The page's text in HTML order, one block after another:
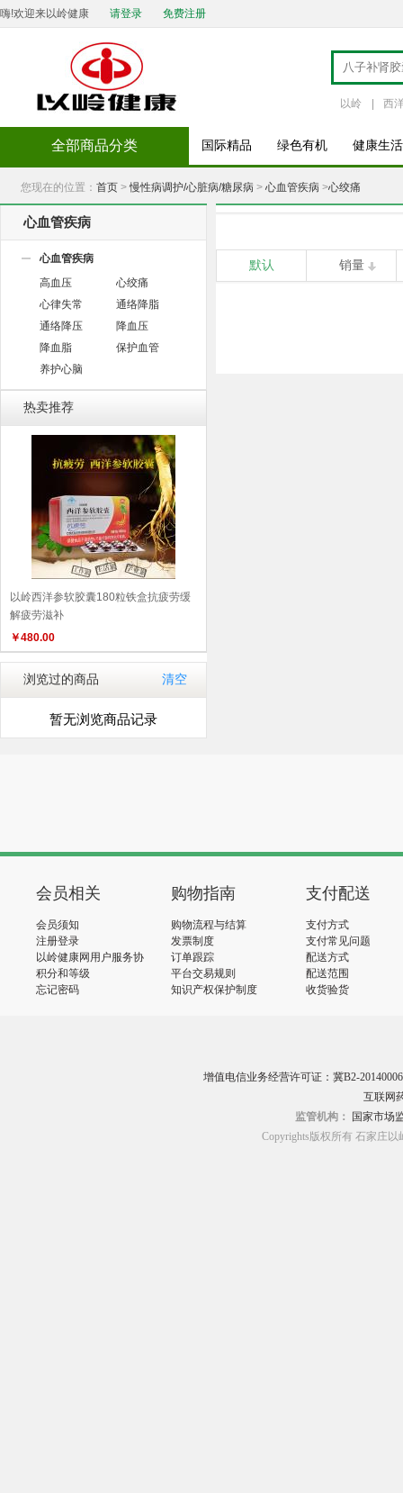
嗨!欢迎来以岭健康 请登录 免费注册
以岭 西
全部商品分类 国际精品 绿色有机 健康生活
您现在的位置： 首页 >慢性病调护/心脏病/糖尿病 > 心血管疾病 >心绞痛
心血管疾病
心血管疾病
高血压
心绞痛
心律失常
通络降脂
通络降压
降血压
降血脂
保护血管
养护心脑
热卖推荐
以岭西洋参软胶囊180粒铁盒抗疲劳缓
解疲劳滋补
￥480.00
浏览过的商品 清空
暂无浏览商品记录
默认 销量
会员相关
会员须知
注册登录
以岭健康网用户服务协
议
积分和等级
忘记密码
购物指南
购物流程与结算
发票制度
订单跟踪
平台交易规则
知识产权保护制度
支付配送
支付方式
支付常见问题
配送方式
配送范围
收货验货
增值电信业务经营许可证：冀B2-20140006
互联网
监管机构：
国家市场
Copyrights版权所有 石家庄